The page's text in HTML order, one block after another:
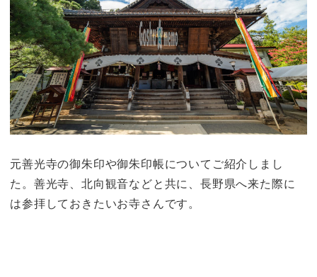
元善光寺の御朱印や御朱印帳についてご紹介しまし
た。善光寺、北向観音などと共に、長野県へ来た際に
は参拝しておきたいお寺さんです。